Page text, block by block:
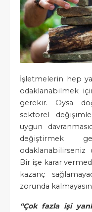
İşletmelerin hep
odaklanabilmek
gerekir. Oysa
sektörel
uygun
değiştirmek
odaklanabilirseniz
Bir işe karar
kazanç
zorunda
“Çok fazla işi